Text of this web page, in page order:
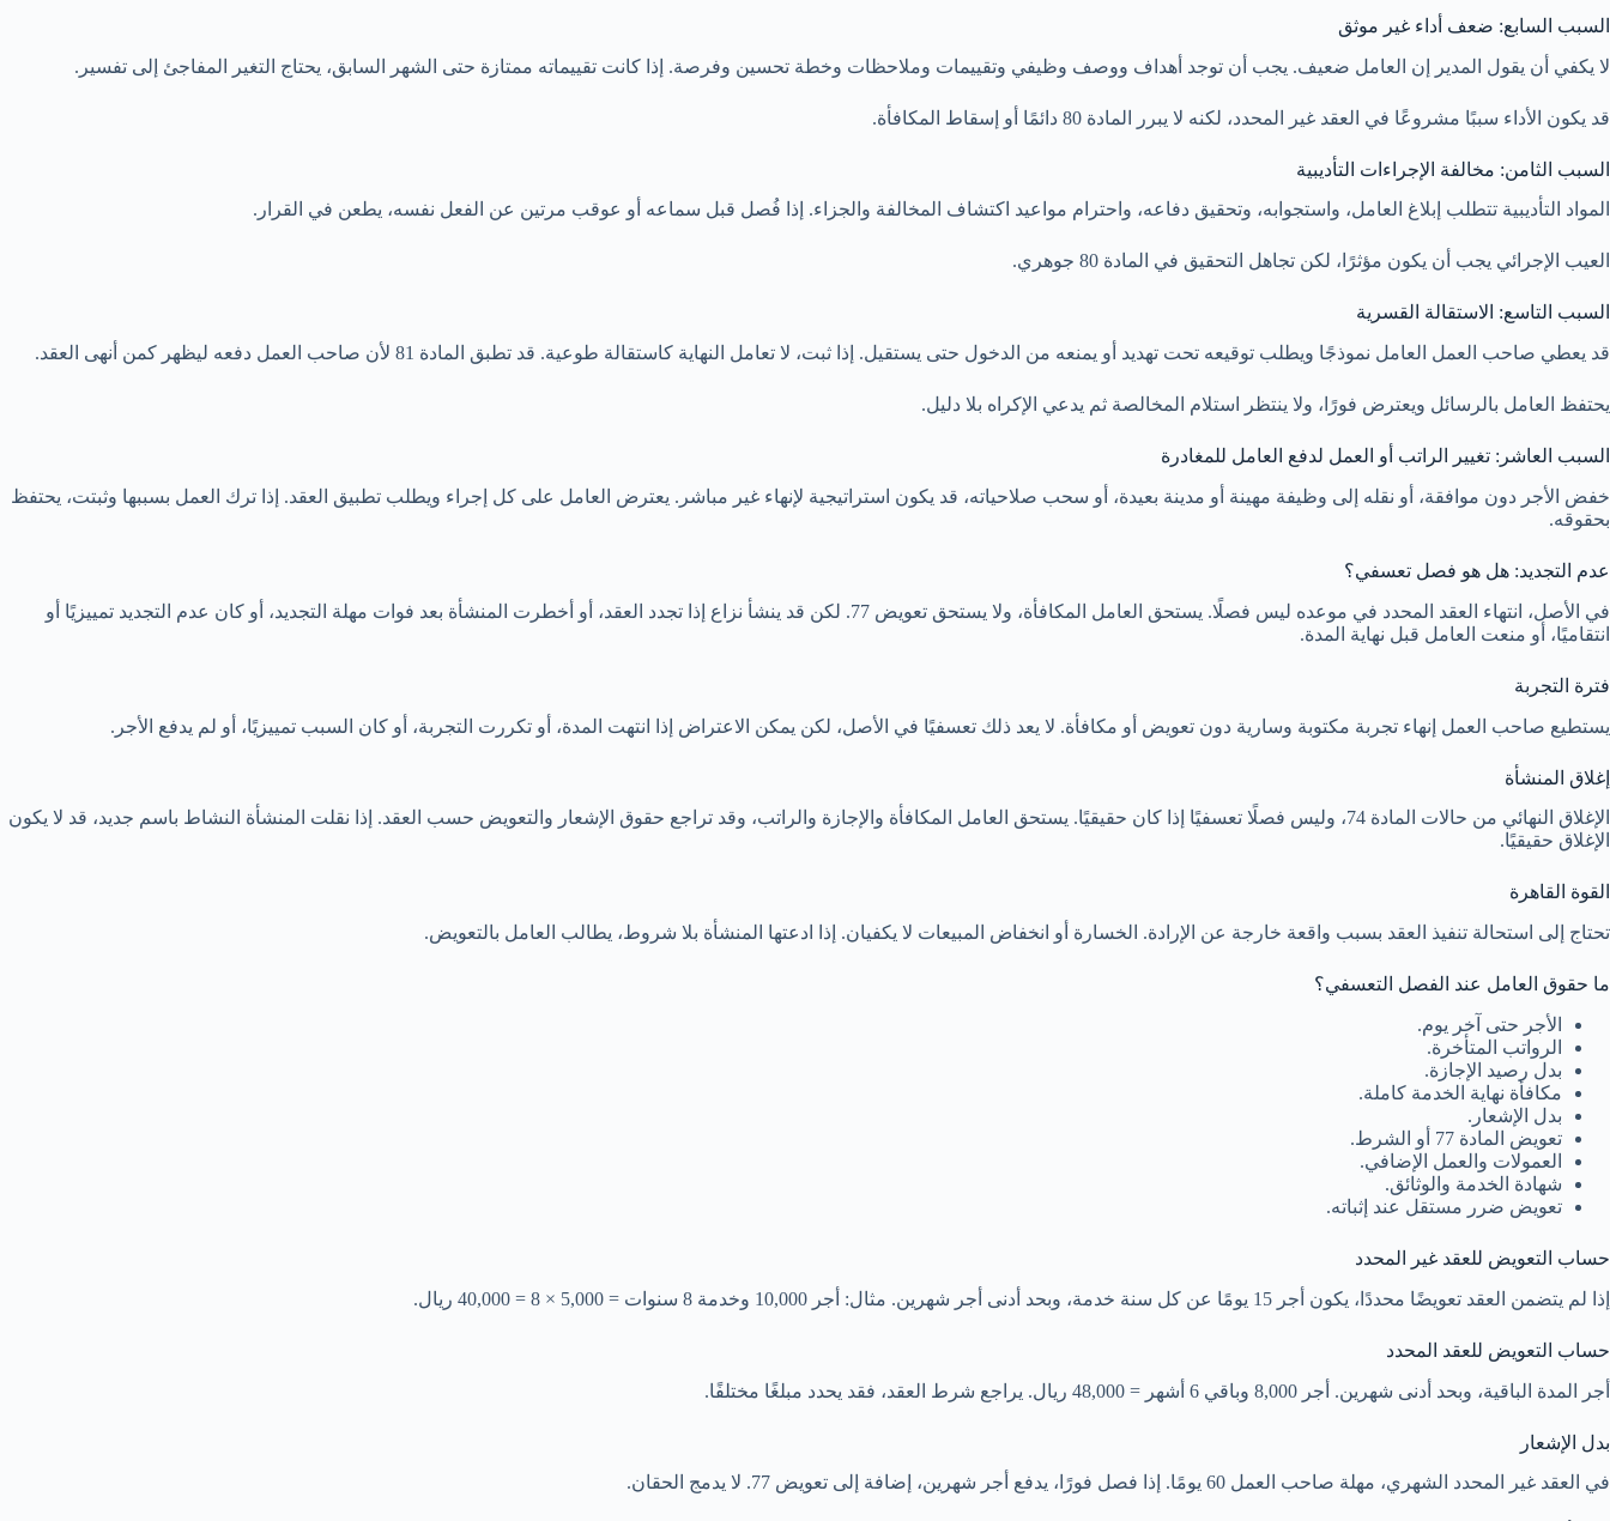
السبب السابع: ضعف أداء غير موثق
لا يكفي أن يقول المدير إن العامل ضعيف. يجب أن توجد أهداف ووصف وظيفي وتقييمات وملاحظات وخطة تحسين وفرصة. إذا كانت تقييماته ممتازة حتى الشهر السابق، يحتاج التغير المفاجئ إلى تفسير.
قد يكون الأداء سببًا مشروعًا في العقد غير المحدد، لكنه لا يبرر المادة 80 دائمًا أو إسقاط المكافأة.
السبب الثامن: مخالفة الإجراءات التأديبية
المواد التأديبية تتطلب إبلاغ العامل، واستجوابه، وتحقيق دفاعه، واحترام مواعيد اكتشاف المخالفة والجزاء. إذا فُصل قبل سماعه أو عوقب مرتين عن الفعل نفسه، يطعن في القرار.
العيب الإجرائي يجب أن يكون مؤثرًا، لكن تجاهل التحقيق في المادة 80 جوهري.
السبب التاسع: الاستقالة القسرية
قد يعطي صاحب العمل العامل نموذجًا ويطلب توقيعه تحت تهديد أو يمنعه من الدخول حتى يستقيل. إذا ثبت، لا تعامل النهاية كاستقالة طوعية. قد تطبق المادة 81 لأن صاحب العمل دفعه ليظهر كمن أنهى العقد.
يحتفظ العامل بالرسائل ويعترض فورًا، ولا ينتظر استلام المخالصة ثم يدعي الإكراه بلا دليل.
السبب العاشر: تغيير الراتب أو العمل لدفع العامل للمغادرة
خفض الأجر دون موافقة، أو نقله إلى وظيفة مهينة أو مدينة بعيدة، أو سحب صلاحياته، قد يكون استراتيجية لإنهاء غير مباشر. يعترض العامل على كل إجراء ويطلب تطبيق العقد. إذا ترك العمل بسببها وثبتت، يحتفظ
بحقوقه.
عدم التجديد: هل هو فصل تعسفي؟
في الأصل، انتهاء العقد المحدد في موعده ليس فصلًا. يستحق العامل المكافأة، ولا يستحق تعويض 77. لكن قد ينشأ نزاع إذا تجدد العقد، أو أخطرت المنشأة بعد فوات مهلة التجديد، أو كان عدم التجديد تمييزيًا أو
انتقاميًا، أو منعت العامل قبل نهاية المدة.
فترة التجربة
يستطيع صاحب العمل إنهاء تجربة مكتوبة وسارية دون تعويض أو مكافأة. لا يعد ذلك تعسفيًا في الأصل، لكن يمكن الاعتراض إذا انتهت المدة، أو تكررت التجربة، أو كان السبب تمييزيًا، أو لم يدفع الأجر.
إغلاق المنشأة
الإغلاق النهائي من حالات المادة 74، وليس فصلًا تعسفيًا إذا كان حقيقيًا. يستحق العامل المكافأة والإجازة والراتب، وقد تراجع حقوق الإشعار والتعويض حسب العقد. إذا نقلت المنشأة النشاط باسم جديد، قد لا يكون
الإغلاق حقيقيًا.
القوة القاهرة
تحتاج إلى استحالة تنفيذ العقد بسبب واقعة خارجة عن الإرادة. الخسارة أو انخفاض المبيعات لا يكفيان. إذا ادعتها المنشأة بلا شروط، يطالب العامل بالتعويض.
ما حقوق العامل عند الفصل التعسفي؟
الأجر حتى آخر يوم.
الرواتب المتأخرة.
بدل رصيد الإجازة.
مكافأة نهاية الخدمة كاملة.
بدل الإشعار.
تعويض المادة 77 أو الشرط.
العمولات والعمل الإضافي.
شهادة الخدمة والوثائق.
تعويض ضرر مستقل عند إثباته.
حساب التعويض للعقد غير المحدد
إذا لم يتضمن العقد تعويضًا محددًا، يكون أجر 15 يومًا عن كل سنة خدمة، وبحد أدنى أجر شهرين. مثال: أجر 10,000 وخدمة 8 سنوات = 5,000 × 8 = 40,000 ريال.
حساب التعويض للعقد المحدد
أجر المدة الباقية، وبحد أدنى شهرين. أجر 8,000 وباقي 6 أشهر = 48,000 ريال. يراجع شرط العقد، فقد يحدد مبلغًا مختلفًا.
بدل الإشعار
في العقد غير المحدد الشهري، مهلة صاحب العمل 60 يومًا. إذا فصل فورًا، يدفع أجر شهرين، إضافة إلى تعويض 77. لا يدمج الحقان.